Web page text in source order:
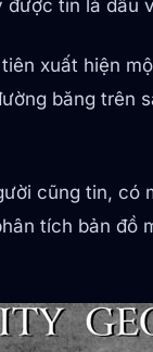
được tin là dấu
xuất hiện
băng trên
cũng tin, có
tích bản đồ